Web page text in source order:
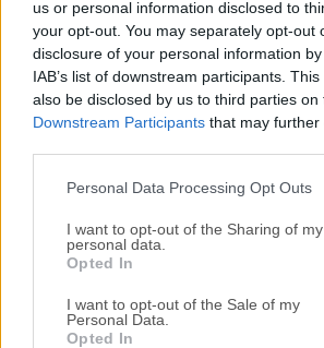
us or personal information disclosed to
your opt-out. You may separately opt-out
disclosure of your personal information
IAB’s list of downstream participants.
also be disclosed by us to third parties on
Downstream Participants that may
Personal Data Processing Opt Outs
I want to opt-out of the Sharing of my
personal data.
Opted In
I want to opt-out of the Sale of my
Personal Data.
Opted In
desactivadas.Windows 11/10 quiere
la experiencia diaria más sencilla
rara vez te obliga a leer y confirmar
seguridad. Desafortunadamente, este
de Microsoft significa que se les
información de la que a muchos
gustaría.Microsoft utiliza la mayoría de